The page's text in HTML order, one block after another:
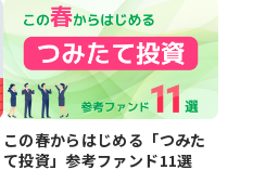
この春からはじめる「つみた
て投資」参考ファンド11選